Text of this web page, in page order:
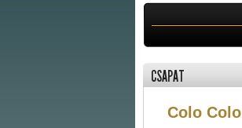
CSAPAT
Colo Colo